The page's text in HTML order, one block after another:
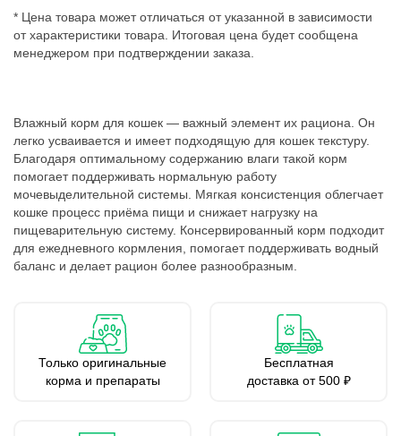
* Цена товара может отличаться от указанной в зависимости
от характеристики товара. Итоговая цена будет сообщена
менеджером при подтверждении заказа.
Влажный корм для кошек — важный элемент их рациона. Он
легко усваивается и имеет подходящую для кошек текстуру.
Благодаря оптимальному содержанию влаги такой корм
помогает поддерживать нормальную работу
мочевыделительной системы. Мягкая консистенция облегчает
кошке процесс приёма пищи и снижает нагрузку на
пищеварительную систему. Консервированный корм подходит
для ежедневного кормления, помогает поддерживать водный
баланс и делает рацион более разнообразным.
Только оригинальные
корма и препараты
Бесплатная
доставка от 500 ₽